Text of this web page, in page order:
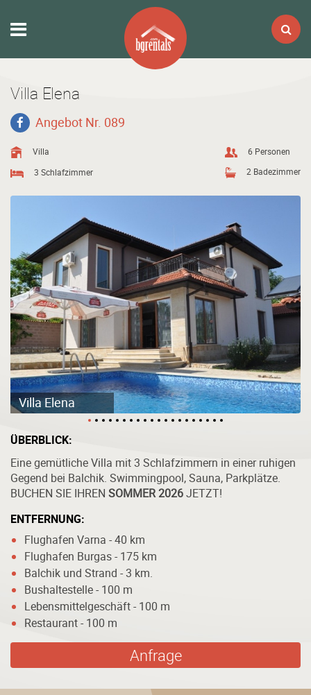
Villa Elena
Angebot Nr. 089
Villa
3 Schlafzimmer
6 Personen
2 Badezimmer
Villa Elena
ÜBERBLICK:
Eine gemütliche Villa mit 3 Schlafzimmern in einer ruhigen
Gegend bei Balchik. Swimmingpool, Sauna, Parkplätze.
BUCHEN SIE IHREN SOMMER 2026JETZT!
ENTFERNUNG:
Flughafen Varna - 40 km
Flughafen Burgas - 175 km
Balchik und Strand - 3 km.
Bushaltestelle - 100 m
Lebensmittelgeschäft - 100 m
Restaurant - 100 m
Anfrage